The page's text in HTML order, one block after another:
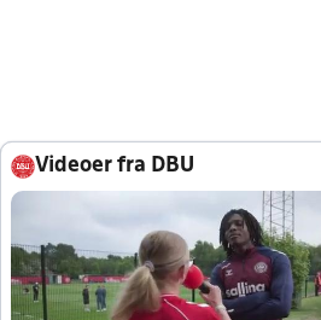
Videoer fra DBU